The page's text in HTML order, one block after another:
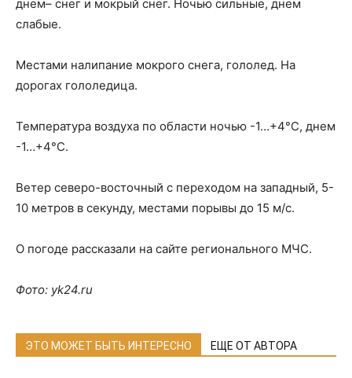
днем– снег и мокрый снег. Ночью сильные, днем
слабые.
Местами налипание мокрого снега, гололед. На
дорогах гололедица.
Температура воздуха по области ночью -1…+4°С, днем
-1…+4°С.
Ветер северо-восточный с переходом на западный, 5-
10 метров в секунду, местами порывы до 15 м/с.
О погоде рассказали на сайте регионального МЧС.
Фото: yk24.ru
ЭТО МОЖЕТ БЫТЬ ИНТЕРЕСНО ЕЩЕ ОТ АВТОРА